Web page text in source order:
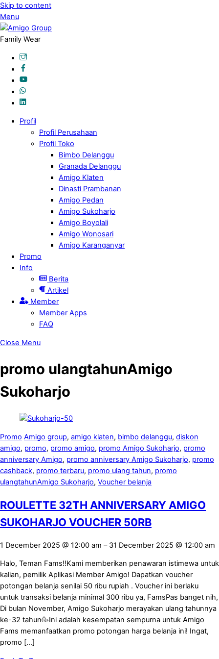
Skip to content
Menu
Family Wear
Profil
Profil Perusahaan
Profil Toko
Bimbo Delanggu
Granada Delanggu
Amigo Klaten
Dinasti Prambanan
Amigo Pedan
Amigo Sukoharjo
Amigo Boyolali
Amigo Wonosari
Amigo Karanganyar
Promo
Info
Berita
Artikel
Member
Member Apps
FAQ
Close Menu
promo ulangtahunAmigo
Sukoharjo
Promo Amigo group, amigo klaten, bimbo delanggu, diskon
amigo, promo, promo amigo, promo Amigo Sukoharjo, promo
anniversary Amigo, promo anniversary Amigo Sukoharjo, promo
cashback, promo terbaru, promo ulang tahun, promo
ulangtahunAmigo Sukoharjo, Voucher belanja
ROULETTE 32TH ANNIVERSARY AMIGO
SUKOHARJO VOUCHER 50RB
1 December 2025 @ 12:00 am – 31 December 2025 @ 12:00 am
Halo, Teman Fams!!Kami memberikan penawaran istimewa untuk
kalian, pemilik Aplikasi Member Amigo! Dapatkan voucher
potongan belanja senilai 50 ribu rupiah . Voucher ini berlaku
untuk transaksi belanja minimal 300 ribu ya, FamsPas banget nih,
Di bulan November, Amigo Sukoharjo merayakan ulang tahunnya
ke-32 tahun🥳Ini adalah kesempatan sempurna untuk Amigo
Fams memanfaatkan promo potongan harga belanja ini! Ingat,
promo […]